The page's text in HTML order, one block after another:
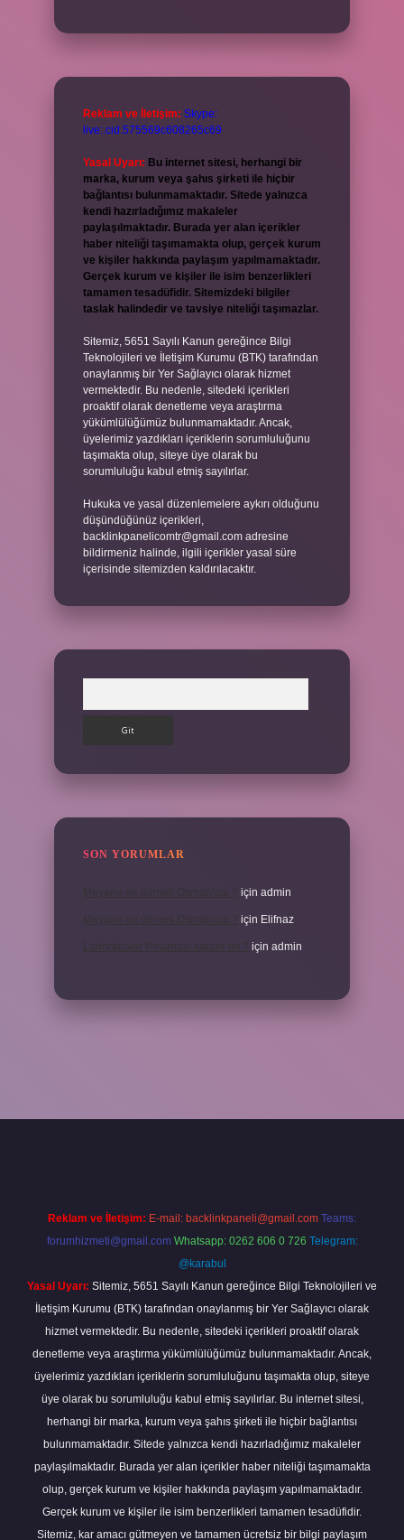
Reklam ve İletişim: Skype:
live:.cid.575569c608265c69
Yasal Uyarı: Bu internet sitesi, herhangi bir
marka, kurum veya şahıs şirketi ile hiçbir
bağlantısı bulunmamaktadır. Sitede yalnızca
kendi hazırladığımız makaleler
paylaşılmaktadır. Burada yer alan içerikler
haber niteliği taşımamakta olup, gerçek kurum
ve kişiler hakkında paylaşım yapılmamaktadır.
Gerçek kurum ve kişiler ile isim benzerlikleri
tamamen tesadüfidir. Sitemizdeki bilgiler
taslak halindedir ve tavsiye niteliği taşımazlar.
Sitemiz, 5651 Sayılı Kanun gereğince Bilgi
Teknolojileri ve İletişim Kurumu (BTK) tarafından
onaylanmış bir Yer Sağlayıcı olarak hizmet
vermektedir. Bu nedenle, sitedeki içerikleri
proaktif olarak denetleme veya araştırma
yükümlülüğümüz bulunmamaktadır. Ancak,
üyelerimiz yazdıkları içeriklerin sorumluluğunu
taşımakta olup, siteye üye olarak bu
sorumluluğu kabul etmiş sayılırlar.
Hukuka ve yasal düzenlemelere aykırı olduğunu
düşündüğünüz içerikleri,
backlinkpanelicomtr@gmail.com adresine
bildirmeniz halinde, ilgili içerikler yasal süre
içerisinde sitemizden kaldırılacaktır.
SON YORUMLAR
için admin
için Elifnaz
için admin
Reklam ve İletişim: E-mail: backlinkpaneli@gmail.com Teams:
forumhizmeti@gmail.com Whatsapp: 0262 606 0 726 Telegram:
@karabul
Yasal Uyarı: Sitemiz, 5651 Sayılı Kanun gereğince Bilgi Teknolojileri ve
İletişim Kurumu (BTK) tarafından onaylanmış bir Yer Sağlayıcı olarak
hizmet vermektedir. Bu nedenle, sitedeki içerikleri proaktif olarak
denetleme veya araştırma yükümlülüğümüz bulunmamaktadır. Ancak,
üyelerimiz yazdıkları içeriklerin sorumluluğunu taşımakta olup, siteye
üye olarak bu sorumluluğu kabul etmiş sayılırlar. Bu internet sitesi,
herhangi bir marka, kurum veya şahıs şirketi ile hiçbir bağlantısı
bulunmamaktadır. Sitede yalnızca kendi hazırladığımız makaleler
paylaşılmaktadır. Burada yer alan içerikler haber niteliği taşımamakta
olup, gerçek kurum ve kişiler hakkında paylaşım yapılmamaktadır.
Gerçek kurum ve kişiler ile isim benzerlikleri tamamen tesadüfidir.
Sitemiz, kar amacı gütmeyen ve tamamen ücretsiz bir bilgi paylaşım